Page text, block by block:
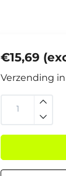
€15,69
Verzending